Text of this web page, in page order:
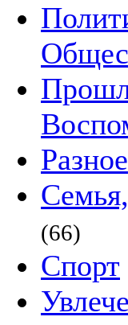
Разное
(66)
Спорт